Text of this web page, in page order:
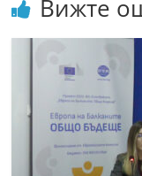
r
y
-
a
z
a
Вижте